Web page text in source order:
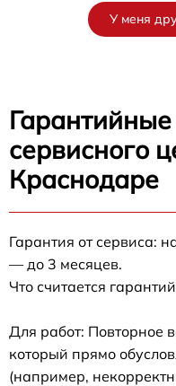
У меня
Гарантийные
сервисного
Краснодаре
Гарантия от сервиса:
— до 3 месяцев.
Что считается
Для работ: Повторное
который прямо
(например,